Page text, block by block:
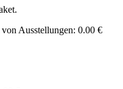
Ausstellungen: 0.00 €